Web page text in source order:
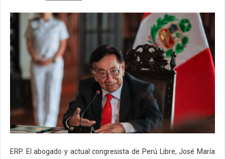
ERP. El abogado y actual congresista de Perú Libre, José María